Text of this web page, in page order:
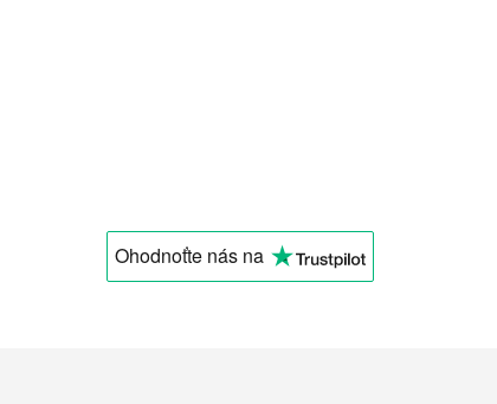
Ohodnoťte nás na